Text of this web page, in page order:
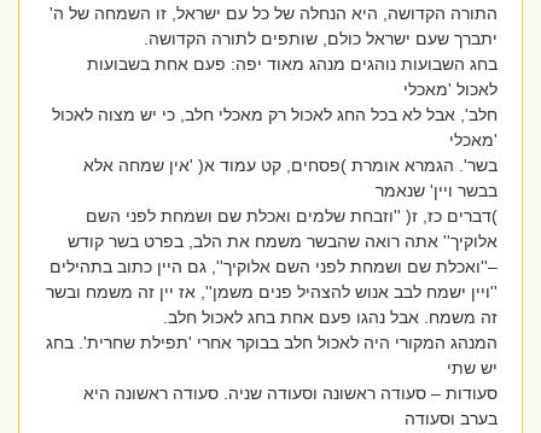
התורה הקדושה, היא הנחלה של כל עם ישראל, זו השמחה של ה'
יתברך שעם ישראל כולם, שותפים לתורה הקדושה.
בחג השבועות נוהגים מנהג מאוד יפה: פעם אחת בשבועות
לאכול 'מאכלי
חלב', אבל לא בכל החג לאכול רק מאכלי חלב, כי יש מצוה לאכול
'מאכלי
בשר'. הגמרא אומרת )פסחים, קט עמוד א( 'אין שמחה אלא
בבשר ויין' שנאמר
)דברים כז, ז( ''וזבחת שלמים ואכלת שם ושמחת לפני השם
אלוקיך'' אתה רואה שהבשר משמח את הלב, בפרט בשר קודש
–''ואכלת שם ושמחת לפני השם אלוקיך'', גם היין כתוב בתהילים
''ויין ישמח לבב אנוש להצהיל פנים משמן'', אז יין זה משמח ובשר
זה משמח. אבל נהגו פעם אחת בחג לאכול חלב.
המנהג המקורי היה לאכול חלב בבוקר אחרי 'תפילת שחרית'. בחג
יש שתי
סעודות – סעודה ראשונה וסעודה שניה. סעודה ראשונה היא
בערב וסעודה